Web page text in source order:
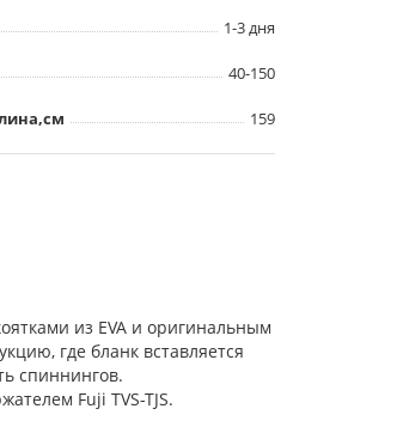
1-3 дня
40-150
159
из EVA и оригинальным
где бланк вставляется
спиннингов.
Fuji TVS-TJS.